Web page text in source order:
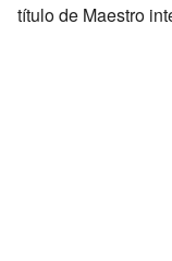
título de Maestro